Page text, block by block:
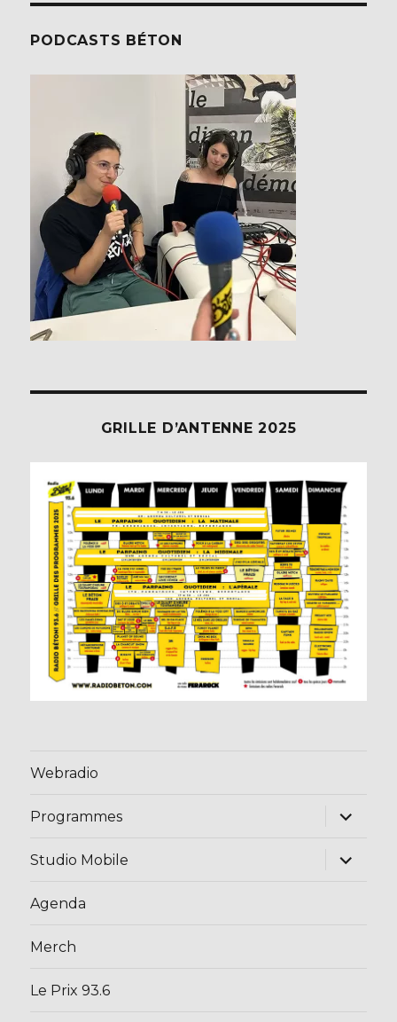
PODCASTS BÉTON
GRILLE D’ANTENNE 2025
Webradio
Programmes
ouvrir
menu
Studio Mobile
ouvrir
Agenda
Merch
Le Prix 93.6